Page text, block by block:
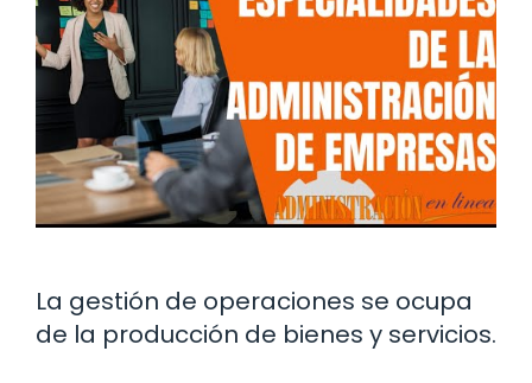
La gestión de operaciones se ocupa
de la producción de bienes y servicios.